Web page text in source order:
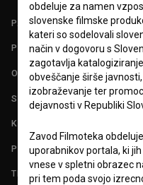
PARTNERJI
POGOJI UPORABE
O PROJEKTU
STATISTIKA
KONTAKT
POGOSTA VPRAŠANJA
TEST FUNKCIONALNOSTI
obdeluje za namen
slovenske filmske
kateri so sodelovali
način v dogovoru s
zagotavlja
obveščanje širše
izobraževanje ter
dejavnosti v Republiki
Zavod Filmoteka
uporabnikov portala, ki
vnese v spletni obrazec
pri tem poda svojo